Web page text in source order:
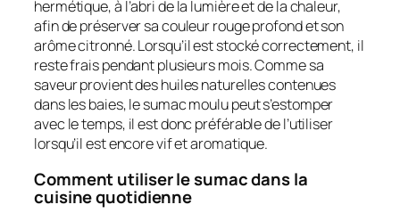
hermétique, à l’abri de la lumière et de la chaleur,
afin de préserver sa couleur rouge profond et son
arôme citronné. Lorsqu’il est stocké correctement, il
reste frais pendant plusieurs mois. Comme sa
saveur provient des huiles naturelles contenues
dans les baies, le sumac moulu peut s’estomper
avec le temps, il est donc préférable de l’utiliser
lorsqu’il est encore vif et aromatique.
Comment utiliser le sumac dans la
cuisine quotidienne